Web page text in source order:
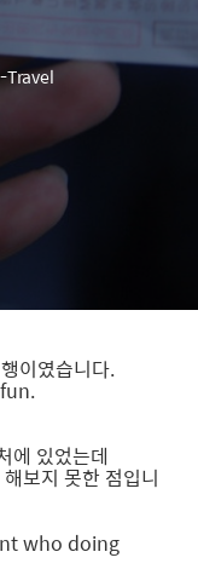
Travel
이였습니다.
에 있었는데
보지 못한 점입니
who doing